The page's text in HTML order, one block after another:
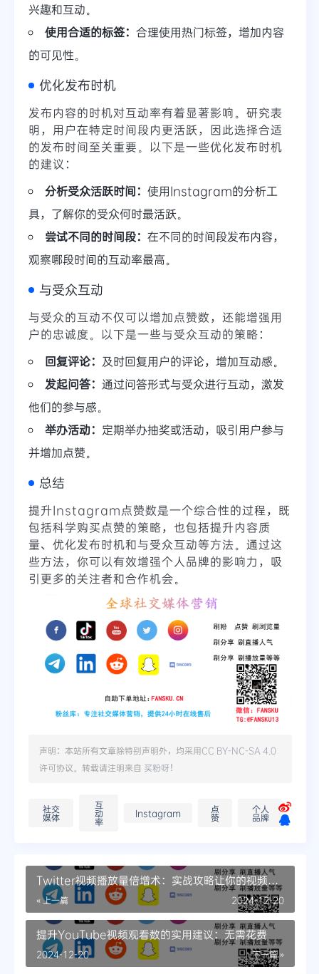
兴趣和互动。
使用合适的标签： 合理使用热门标签，增加内容
的可见性。
优化发布时机
发布内容的时机对互动率有着显著影响。研究表
明，用户在特定时间段内更活跃，因此选择合适
的发布时间至关重要。以下是一些优化发布时机
的建议：
分析受众活跃时间： 使用Instagram的分析工
具，了解你的受众何时最活跃。
尝试不同的时间段： 在不同的时间段发布内容，
观察哪段时间的互动率最高。
与受众互动
与受众的互动不仅可以增加点赞数，还能增强用
户的忠诚度。以下是一些与受众互动的策略：
回复评论： 及时回复用户的评论，增加互动感。
发起问答： 通过问答形式与受众进行互动，激发
他们的参与感。
举办活动： 定期举办抽奖或活动，吸引用户参与
并增加点赞。
总结
提升Instagram点赞数是一个综合性的过程，既
包括科学购买点赞的策略，也包括提升内容质
量、优化发布时机和与受众互动等方法。通过这
些方法，你可以有效增强个人品牌的影响力，吸
引更多的关注者和合作机会。
声明：本站所有文章除特别声明外，均采用CC BY-NC-SA 4.0
许可协议。转载请注明来自 买粉呀！
社交
媒体
互
动
率
Instagram 点
赞
个人
品牌
Twitter视频播放量倍增术：实战攻略让你的视频火
遍全网
« 上一篇 2024-12-20
提升YouTube视频观看数的实用建议：无需花费
下一篇 »
2024-12-20